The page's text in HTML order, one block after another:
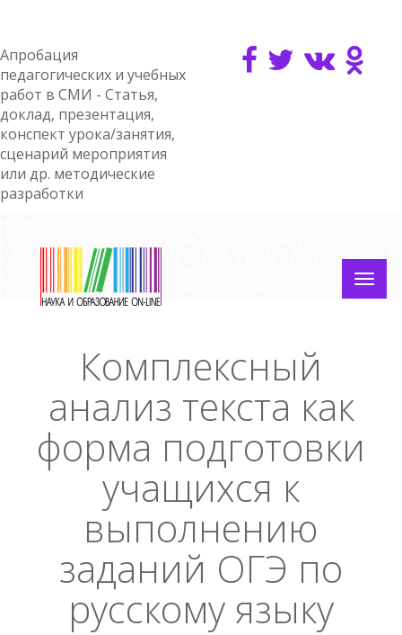
Апробация
педагогических и учебных
работ в СМИ - Статья,
доклад, презентация,
конспект урока/занятия,
сценарий мероприятия
или др. методические
разработки
Комплексный
анализ текста как
форма подготовки
учащихся к
выполнению
заданий ОГЭ по
русскому языку